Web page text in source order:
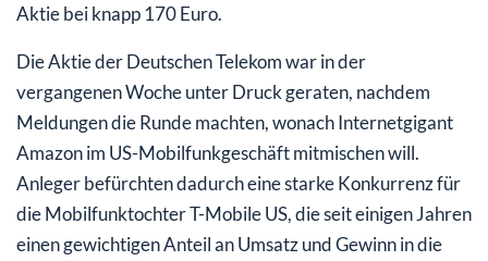
Aktie bei knapp 170 Euro.
Die Aktie der Deutschen Telekom war in der
vergangenen Woche unter Druck geraten, nachdem
Meldungen die Runde machten, wonach Internetgigant
Amazon im US-Mobilfunkgeschäft mitmischen will.
Anleger befürchten dadurch eine starke Konkurrenz für
die Mobilfunktochter T-Mobile US, die seit einigen Jahren
einen gewichtigen Anteil an Umsatz und Gewinn in die